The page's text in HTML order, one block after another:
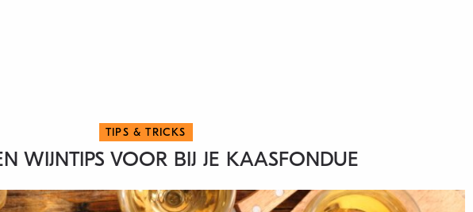
TIPS & TRICKS
WIJNTIPS VOOR BIJ JE KAASFONDUE